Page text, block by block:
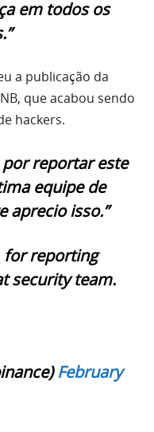
em todos os
a publicação da
que acabou sendo
hackers.
por reportar este
equipe de
aprecio isso.”
for reporting
security team.
February